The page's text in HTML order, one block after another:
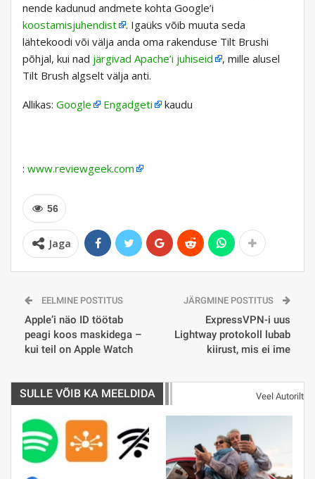
nende kadunud andmete kohta Google’i
koostamisjuhendist
. Igaüks võib muuta seda
lähtekoodi või välja anda oma rakenduse Tilt Brushi
põhjal, kui nad järgivad Apache’i juhiseid
, mille alusel
Tilt Brush algselt välja anti.
Allikas: Google Engadgeti kaudu
: www.reviewgeek.com
56
Jaga
EELMINE POSTITUS
Apple’i näo ID töötab
peagi koos maskidega –
kui teil on Apple Watch
JÄRGMINE POSTITUS
ExpressVPN-i uus
Lightway protokoll lubab
kiirust, mis ei ime
SULLE VÕIB KA MEELDIDA Veel Autorilt